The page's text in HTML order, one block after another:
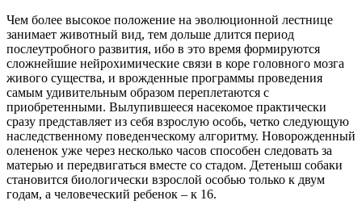
Чем более высокое положение на эволюционной лестнице
занимает животный вид, тем дольше длится период
послеутробного развития, ибо в это время формируются
сложнейшие нейрохимические связи в коре головного мозга
живого существа, и врожденные программы проведения
самым удивительным образом переплетаются с
приобретенными. Вылупившееся насекомое практически
сразу представляет из себя взрослую особь, четко следующую
наследственному поведенческому алгоритму. Новорожденный
олененок уже через несколько часов способен следовать за
матерью и передвигаться вместе со стадом. Детеныш собаки
становится биологически взрослой особью только к двум
годам, а человеческий ребенок – к 16.